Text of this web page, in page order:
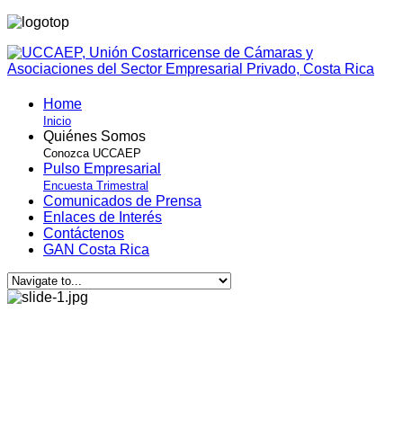
Home
Inicio
Quiénes Somos
Conozca UCCAEP
Pulso Empresarial
Encuesta Trimestral
Comunicados de Prensa
Enlaces de Interés
Contáctenos
GAN Costa Rica